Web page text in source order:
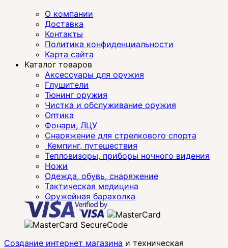
О компании
Доставка
Контакты
Политика конфиденциальности
Карта сайта
Каталог товаров
Аксессуары для оружия
Глушители
Тюнинг оружия
Чистка и обслуживание оружия
Оптика
Фонари, ЛЦУ
Снаряжение для стрелкового спорта
Кемпинг, путешествия
Тепловизоры, приборы ночного видения
Ножи
Одежда, обувь, снаряжение
Тактическая медицина
Оружейная барахолка
Создание интернет магазина и техническая